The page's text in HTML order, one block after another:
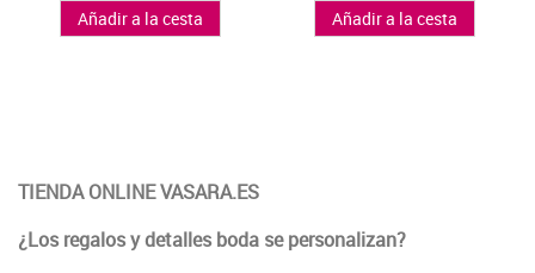
Añadir a la cesta Añadir a la cesta
TIENDA ONLINE VASARA.ES
¿Los regalos y detalles boda se personalizan?